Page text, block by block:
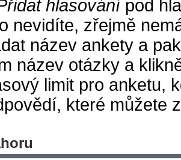
hlasovánípod
nevidíte, zřejmě
název ankety a
název otázky a
limit pro anketu,
které můžete